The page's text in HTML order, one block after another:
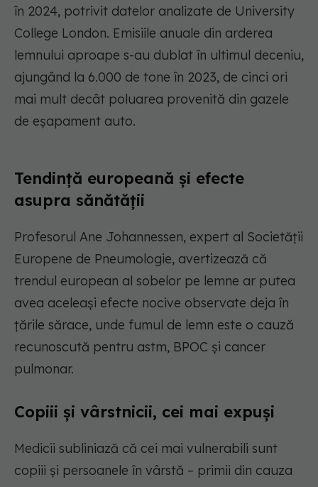
în 2024, potrivit datelor analizate de University
College London. Emisiile anuale din arderea
lemnului aproape s-au dublat în ultimul deceniu,
ajungând la 6.000 de tone în 2023, de cinci ori
mai mult decât poluarea provenită din gazele
de eșapament auto.
Tendință europeană și efecte
asupra sănătății
Profesorul Ane Johannessen, expert al Societății
Europene de Pneumologie, avertizează că
trendul european al sobelor pe lemne ar putea
avea aceleași efecte nocive observate deja în
țările sărace, unde fumul de lemn este o cauză
recunoscută pentru astm, BPOC și cancer
pulmonar.
Copiii și vârstnicii, cei mai expuși
Medicii subliniază că cei mai vulnerabili sunt
copiii și persoanele în vârstă – primii din cauza